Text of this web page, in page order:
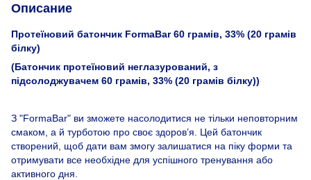
Описание
Протеїновий батончик FormaBar 60 грамів, 33% (20 грамів
білку)
(Батончик протеїновий неглазурований, з
підсолоджувачем 60 грамів, 33% (20 грамів білку))
З "FormaBar" ви зможете насолодитися не тільки неповторним
смаком, а й турботою про своє здоров’я. Цей батончик
створений, щоб дати вам змогу залишатися на піку форми та
отримувати все необхідне для успішного тренування або
активного дня.